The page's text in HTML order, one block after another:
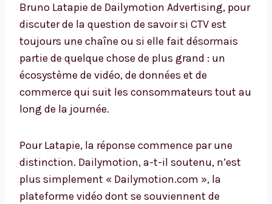
Bruno Latapie de Dailymotion Advertising, pour
discuter de la question de savoir si CTV est
toujours une chaîne ou si elle fait désormais
partie de quelque chose de plus grand : un
écosystème de vidéo, de données et de
commerce qui suit les consommateurs tout au
long de la journée.
Pour Latapie, la réponse commence par une
distinction. Dailymotion, a-t-il soutenu, n’est
plus simplement « Dailymotion.com », la
plateforme vidéo dont se souviennent de